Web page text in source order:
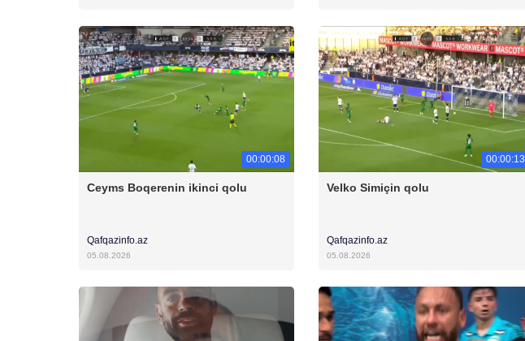
00:00:08
Ceyms Boqerenin ikinci qolu
Qafqazinfo.az
05.08.2026
00:00:13
Velko Simiçin qolu
Qafqazinfo.az
05.08.2026